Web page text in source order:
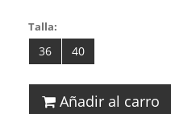
Talla:
36 40
Añadir al carro